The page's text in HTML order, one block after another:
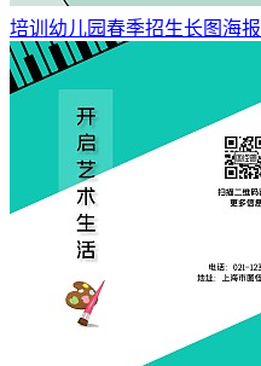
培训幼儿园春季招生长图海报